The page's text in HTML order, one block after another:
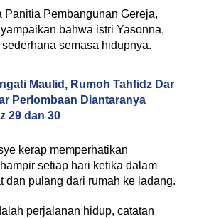
Panitia Pembangunan Gereja,
bahwa istri Yasonna,
semasa hidupnya.
Maulid, Rumoh Tahfidz Dar
Perlombaan Diantaranya
29 dan 30
kerap memperhatikan
setiap hari ketika dalam
dan pulang dari rumah ke ladang.
perjalanan hidup, catatan